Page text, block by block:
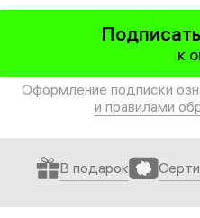
к
Оформление подписки
и правилами
В подарок